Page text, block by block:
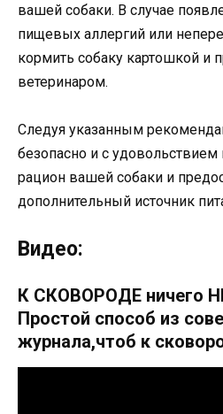
вашей собаки. В случае
пищевых аллергий или
кормить собаку картошкой и
ветеринаром.
Следуя указанным
безопасно и с
рацион вашей собаки и
дополнительный источник
Видео:
К СКОВОРОДЕ ничего
Простой способ из
журнала,чтоб к